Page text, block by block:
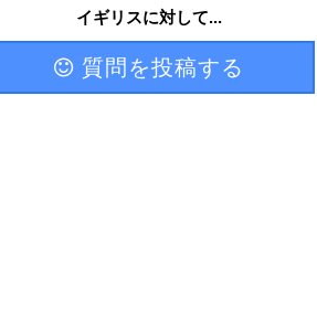
イギリスに対して...
質問を投稿する